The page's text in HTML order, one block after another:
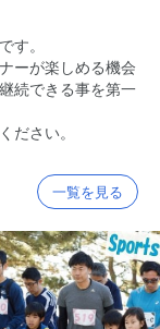
す。
ーが楽しめる機会
続できる事を第一
ださい。
一覧を見る